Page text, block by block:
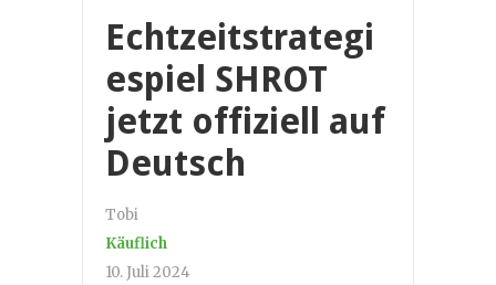
Echtzeitstrategi
espiel SHROT
jetzt offiziell auf
Deutsch
Tobi
Käuflich
10. Juli 2024